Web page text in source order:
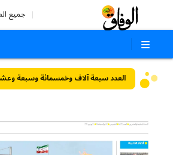
جميع
العدد سبعة آلاف وخمسمائة وسبعة وعشرون - ٢٠